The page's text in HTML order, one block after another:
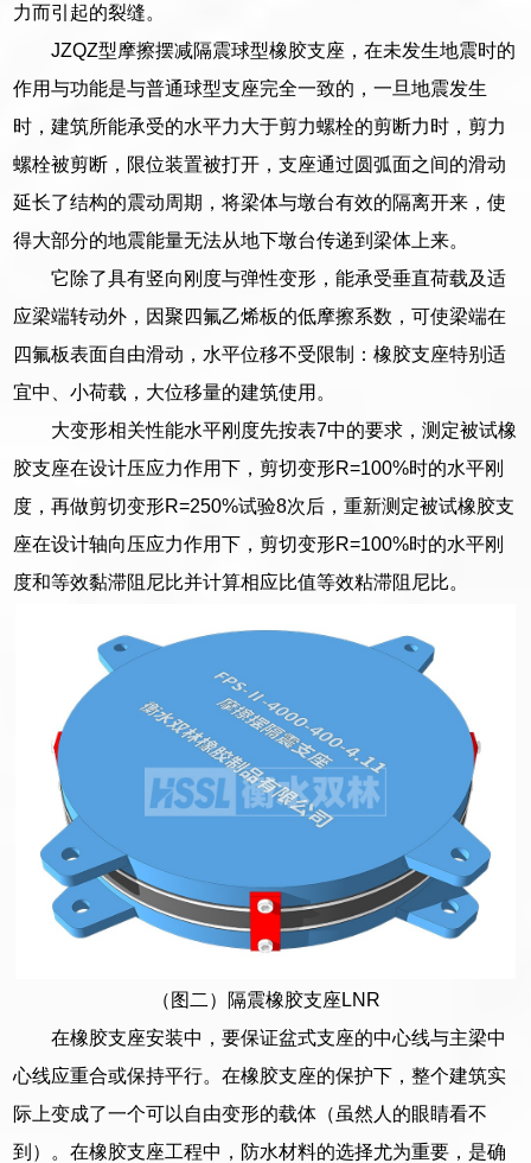
力而引起的裂缝。
JZQZ型摩擦摆减隔震球型橡胶支座，在未发生地震时的
作用与功能是与普通球型支座完全一致的，一旦地震发生
时，建筑所能承受的水平力大于剪力螺栓的剪断力时，剪力
螺栓被剪断，限位装置被打开，支座通过圆弧面之间的滑动
延长了结构的震动周期，将梁体与墩台有效的隔离开来，使
得大部分的地震能量无法从地下墩台传递到梁体上来。
它除了具有竖向刚度与弹性变形，能承受垂直荷载及适
应梁端转动外，因聚四氟乙烯板的低摩擦系数，可使梁端在
四氟板表面自由滑动，水平位移不受限制：橡胶支座特别适
宜中、小荷载，大位移量的建筑使用。
大变形相关性能水平刚度先按表7中的要求，测定被试橡
胶支座在设计压应力作用下，剪切变形R=100%时的水平刚
度，再做剪切变形R=250%试验8次后，重新测定被试橡胶支
座在设计轴向压应力作用下，剪切变形R=100%时的水平刚
度和等效黏滞阻尼比并计算相应比值等效粘滞阻尼比。
（图二）隔震橡胶支座LNR
在橡胶支座安装中，要保证盆式支座的中心线与主梁中
心线应重合或保持平行。在橡胶支座的保护下，整个建筑实
际上变成了一个可以自由变形的载体（虽然人的眼睛看不
到）。在橡胶支座工程中，防水材料的选择尤为重要，是确